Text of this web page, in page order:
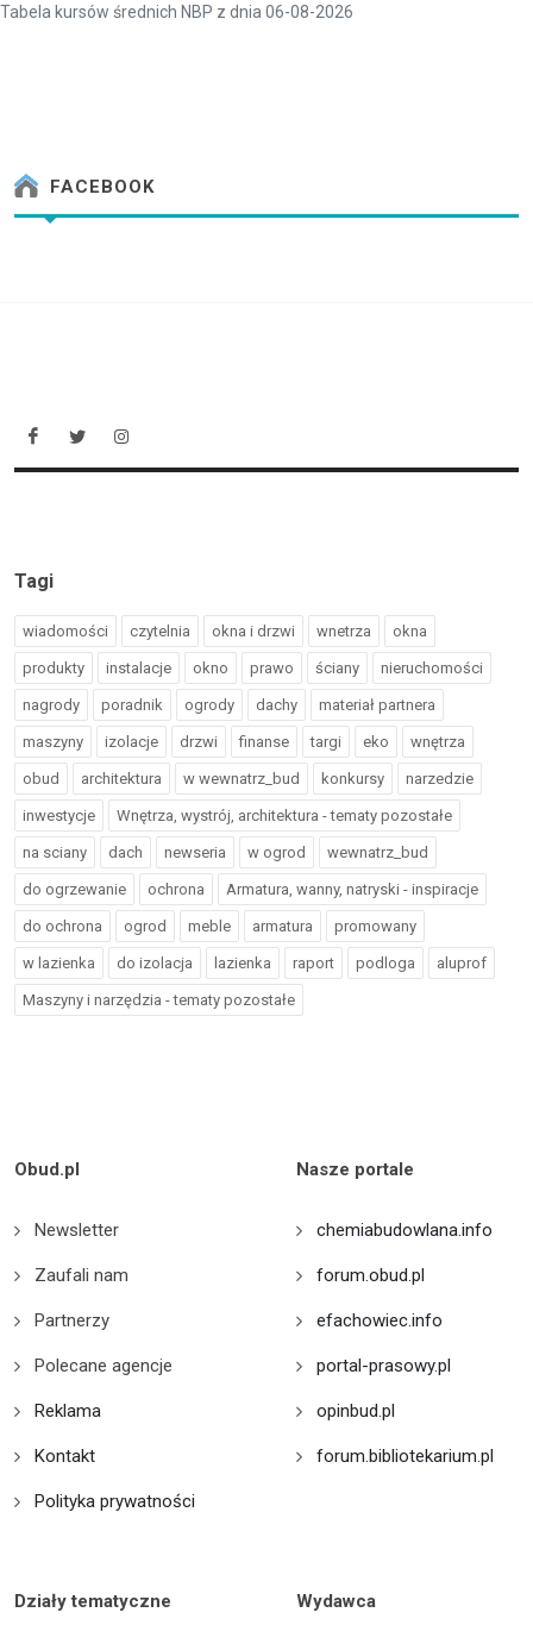
Tabela kursów średnich NBP z dnia 06-08-2026
FACEBOOK
Tagi
wiadomości czytelnia okna i drzwi wnetrza okna
produkty instalacje okno prawo ściany nieruchomości
nagrody poradnik ogrody dachy materiał partnera
maszyny izolacje drzwi finanse targi eko wnętrza
obud architektura w wewnatrz_bud konkursy narzedzie
inwestycje Wnętrza, wystrój, architektura - tematy pozostałe
na sciany dach newseria w ogrod wewnatrz_bud
do ogrzewanie ochrona Armatura, wanny, natryski - inspiracje
do ochrona ogrod meble armatura promowany
w lazienka do izolacja lazienka raport podloga aluprof
Maszyny i narzędzia - tematy pozostałe
Obud.pl
Newsletter
Zaufali nam
Partnerzy
Polecane agencje
Reklama
Kontakt
Polityka prywatności
Nasze portale
chemiabudowlana.info
forum.obud.pl
efachowiec.info
portal-prasowy.pl
opinbud.pl
forum.bibliotekarium.pl
Działy tematyczne Wydawca